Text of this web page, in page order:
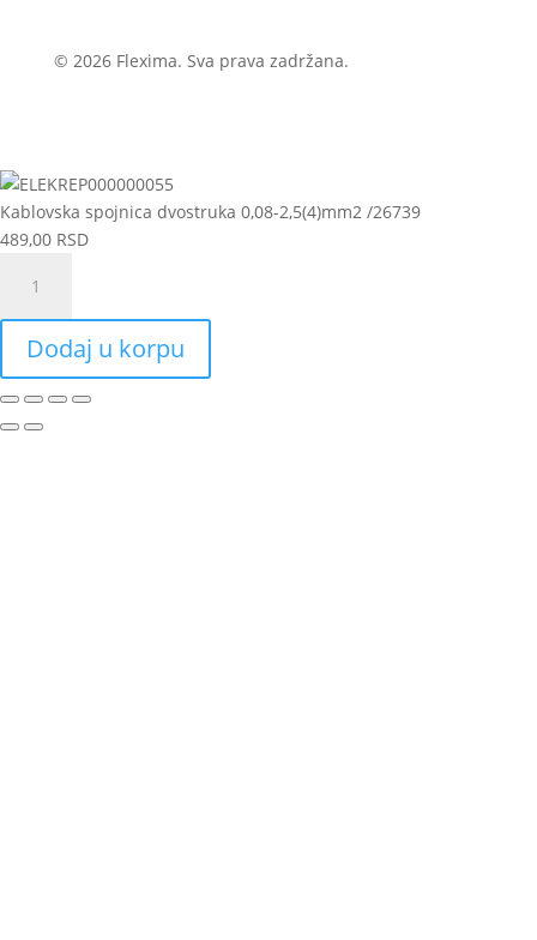
© 2026 Flexima. Sva prava zadržana.
Kablovska spojnica dvostruka 0,08-2,5(4)mm2 /26739
489,00 RSD
spojnica
dvostruka
0,08-
2,5(4)mm2
/26739
količina
Dodaj u korpu